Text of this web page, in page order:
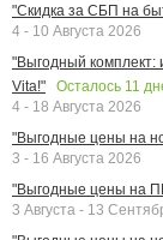
"Скидка за СБП на
4 - 10 Августа 2026
"Выгодный комплект:
Vita!"
Осталось 11
4 - 18 Августа 2026
"Выгодные цены на
3 - 16 Августа 2026
"Выгодные цены на
3 Августа - 13